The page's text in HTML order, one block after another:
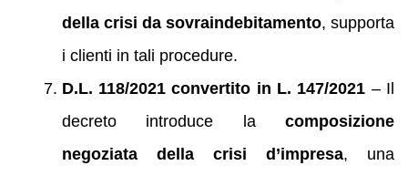
della crisi da sovraindebitamento, supporta
i clienti in tali procedure.
D.L. 118/2021 convertito in L. 147/2021 – Il
decreto introduce la composizione
negoziata della crisi d’impresa, una